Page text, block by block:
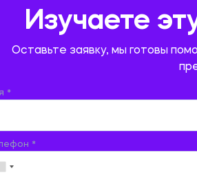
Изучаете
Оставьте заявку, мы готовы
*
*